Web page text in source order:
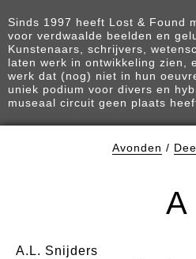
Sinds 1997 heeft Lost & Found
voor verdwaalde beelden en
Kunstenaars, schrijvers,
laten werk in ontwikkeling zien,
werk dat (nog) niet in hun
uniek podium voor divers en
museaal circuit geen plaats
Avonden /
A
A.L. Snijders